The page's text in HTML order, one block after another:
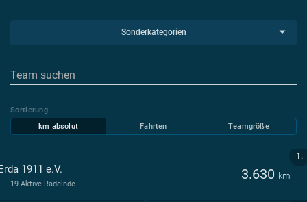
Sonderkategorien
Sortierung
km absolut
Fahrten Teamgröße
1.
1911 e.V. 3.630 km
19 Aktive Radelnde